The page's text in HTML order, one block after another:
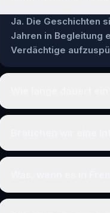
Ja. Die Geschichten
Jahren in Begleitung
Verdächtige